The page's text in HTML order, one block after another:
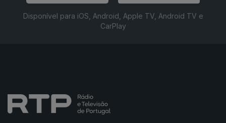
Disponível para iOS, Android, Apple TV, Android TV e
CarPlay